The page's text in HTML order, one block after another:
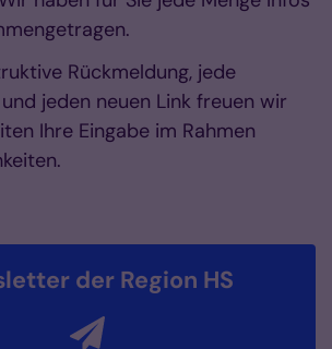
Rückmeldung, jede
jeden neuen Link freuen wir
Ihre Eingabe im Rahmen
der Region HS